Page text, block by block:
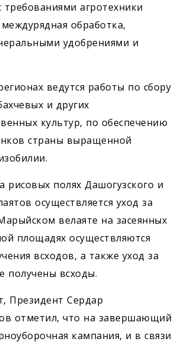
требованиями агротехники
обработка,
удобрениями и
ведутся работы по сбору
и других
культур, по обеспечению
страны выращенной
рисовых полях Даш­огузского и
осуществляется уход за
велаяте на засеянных
площадях осуществляются
всходов, а также уход за
получены всходы.
Президент Сердар
отметил, что на завершающий
кампания, и в связи